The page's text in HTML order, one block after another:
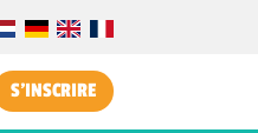
S'INSCRIRE